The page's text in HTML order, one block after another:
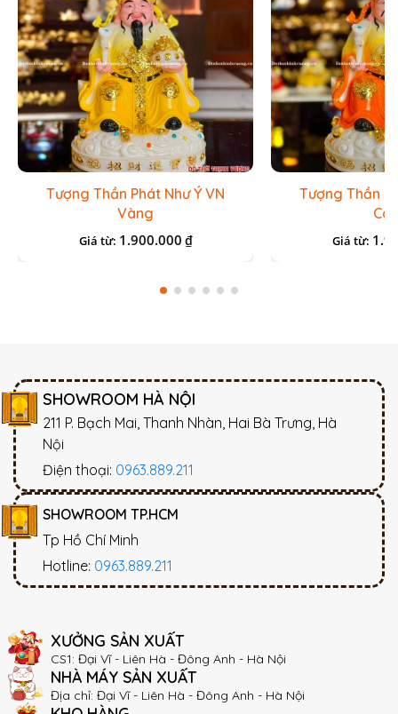
Tượng Thần Phát Như Ý VN
Vàng
Giá từ: 1.900.000 ₫
Tượng Thần
Giá từ:
SHOWROOM HÀ NỘI
211 P. Bạch Mai, Thanh Nhàn, Hai Bà Trưng, Hà
Nội
Điện thoại: 0963.889.211
SHOWROOM TP.HCM
Tp Hồ Chí Minh
Hotline: 0963.889.211
XƯỞNG SẢN XUẤT
CS1: Đại Vĩ - Liên Hà - Đông Anh - Hà Nội
NHÀ MÁY SẢN XUẤT
Địa chỉ: Đại Vĩ - Liên Hà - Đông Anh - Hà Nội